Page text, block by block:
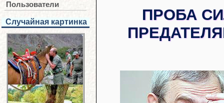
Пользователи
Случайная картинка
ПРОБА